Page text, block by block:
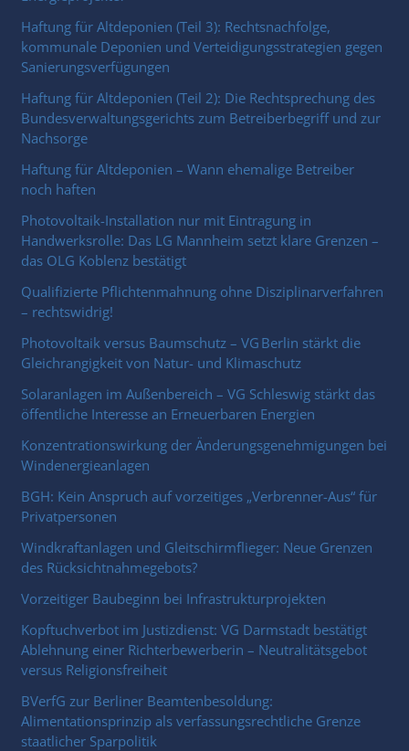
Haftung für Altdeponien (Teil 3): Rechtsnachfolge,
kommunale Deponien und Verteidigungsstrategien gegen
Sanierungsverfügungen
Haftung für Altdeponien (Teil 2): Die Rechtsprechung des
Bundesverwaltungsgerichts zum Betreiberbegriff und zur
Nachsorge
Haftung für Altdeponien – Wann ehemalige Betreiber
noch haften
Photovoltaik-Installation nur mit Eintragung in
Handwerksrolle: Das LG Mannheim setzt klare Grenzen –
das OLG Koblenz bestätigt
Qualifizierte Pflichtenmahnung ohne Disziplinarverfahren
– rechtswidrig!
Photovoltaik versus Baumschutz – VG Berlin stärkt die
Gleichrangigkeit von Natur- und Klimaschutz
Solaranlagen im Außenbereich – VG Schleswig stärkt das
öffentliche Interesse an Erneuerbaren Energien
Konzentrationswirkung der Änderungsgenehmigungen bei
Windenergieanlagen
BGH: Kein Anspruch auf vorzeitiges „Verbrenner-Aus“ für
Privatpersonen
Windkraftanlagen und Gleitschirmflieger: Neue Grenzen
des Rücksichtnahmegebots?
Vorzeitiger Baubeginn bei Infrastrukturprojekten
Kopftuchverbot im Justizdienst: VG Darmstadt bestätigt
Ablehnung einer Richterbewerberin – Neutralitätsgebot
versus Religionsfreiheit
BVerfG zur Berliner Beamtenbesoldung:
Alimentationsprinzip als verfassungsrechtliche Grenze
staatlicher Sparpolitik